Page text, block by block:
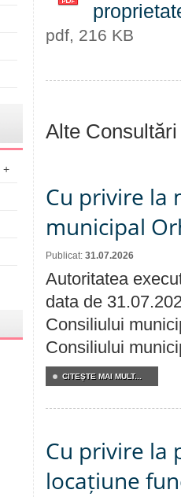
+
pdf, 216 KB
Alte
Cu privire la
municipal
Publicat: 31.07.2026
Autoritatea
data de
Consiliului
Consiliului
CITEŞTE MAI MULT...
Cu privire la
locațiune